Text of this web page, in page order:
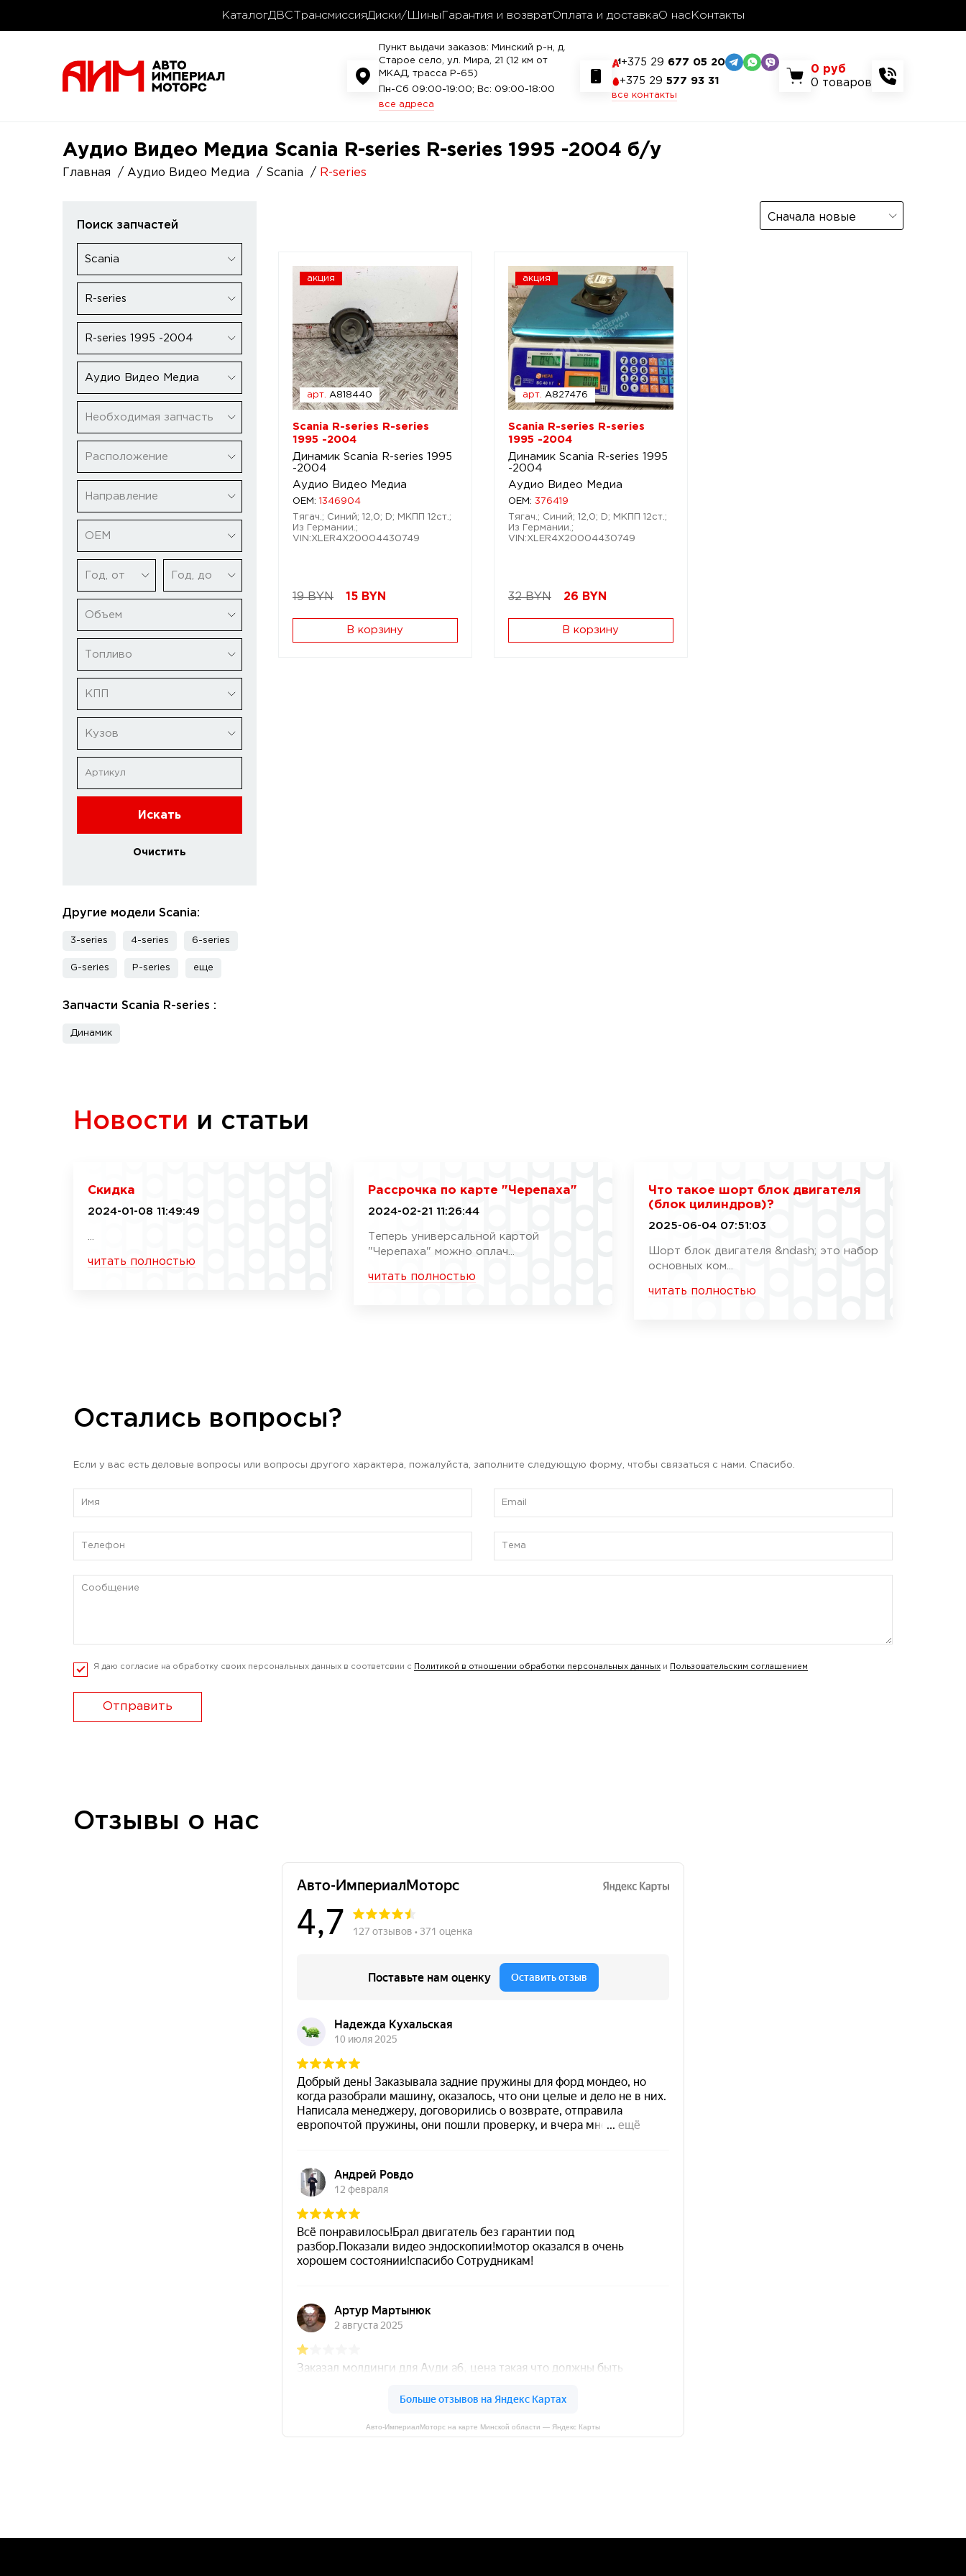
КаталогДВС ТрансмиссияДиски/Шины Гарантия и возвратОплата и доставкаО нас Контакты
Пункт выдачи заказов: Минский р-н, д.
Старое село, ул. Мира, 21 (12 км от
МКАД, трасса P-65)
Пн-Сб 09:00-19:00; Вс: 09:00-18:00
все адреса
+375 29 677 05 20
+375 29 577 93 31
все контакты
0 руб
0 товаров
Аудио Видео Медиа Scania R-series R-series 1995 -2004 б/у
Главная Аудио Видео Медиа Scania R-series
Поиск запчастей
Scania
R-series
R-series 1995 -2004
Аудио Видео Медиа
Необходимая запчасть
Расположение
Направление
ОЕМ
Год, от Год, до
Объем
Топливо
КПП
Кузов
Искать
Очистить
Другие модели Scania:
3-series 4-series 6-series
G-series P-series еще
Запчасти Scania R-series :
Динамик
Сначала новые
акция
арт. A818440
Scania R-series R-series
1995 -2004
Динамик Scania R-series 1995
-2004
Аудио Видео Медиа
OEM: 1346904
Тягач.; Синий; 12,0; D; МКПП 12ст.;
Из Германии.;
VIN:XLER4X20004430749
19 BYN 15 BYN
В корзину
акция
арт. A827476
Scania R-series R-series
1995 -2004
Динамик Scania R-series 1995
-2004
Аудио Видео Медиа
OEM: 376419
Тягач.; Синий; 12,0; D; МКПП 12ст.;
Из Германии.;
VIN:XLER4X20004430749
32 BYN 26 BYN
В корзину
Новости и статьи
Скидка
2024-01-08 11:49:49
читать полностью
Рассрочка по карте "Черепаха"
2024-02-21 11:26:44
Теперь универсальной картой
"Черепаха" можно оплач...
читать полностью
Что такое шорт блок двигателя
(блок цилиндров)?
2025-06-04 07:51:03
Шорт блок двигателя &ndash; это набор
основных ком...
читать полностью
Остались вопросы?
Если у вас есть деловые вопросы или вопросы другого характера, пожалуйста, заполните следующую форму, чтобы связаться с нами. Спасибо.
Я даю согласие на обработку своих персональных данных в соответсвии с Политикой в отношении обработки персональных данных и Пользовательским соглашением
Отправить
Отзывы о нас
Авто-ИмпериалМоторс на карте Минской области — Яндекс Карты